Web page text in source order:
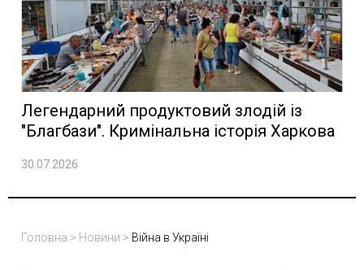
Легендарний продуктовий злодій із
"Благбази". Кримінальна історія Харкова
30.07.2026
Головна > Новини > Війна в Україні